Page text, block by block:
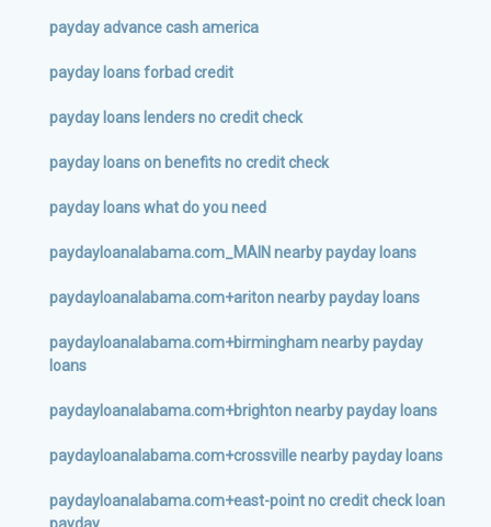
payday advance cash america
payday loans forbad credit
payday loans lenders no credit check
payday loans on benefits no credit check
payday loans what do you need
paydayloanalabama.com_MAIN nearby payday loans
paydayloanalabama.com+ariton nearby payday loans
paydayloanalabama.com+birmingham nearby payday
loans
paydayloanalabama.com+brighton nearby payday loans
paydayloanalabama.com+crossville nearby payday loans
paydayloanalabama.com+east-point no credit check loan